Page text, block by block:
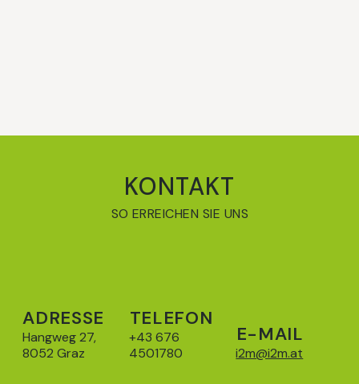
KONTAKT
ADRESSE
Hangweg 27,
8052 Graz
TELEFON
+43 676
4501780
E-MAIL
i2m@i2m.at
SO ERREICHEN SIE UNS